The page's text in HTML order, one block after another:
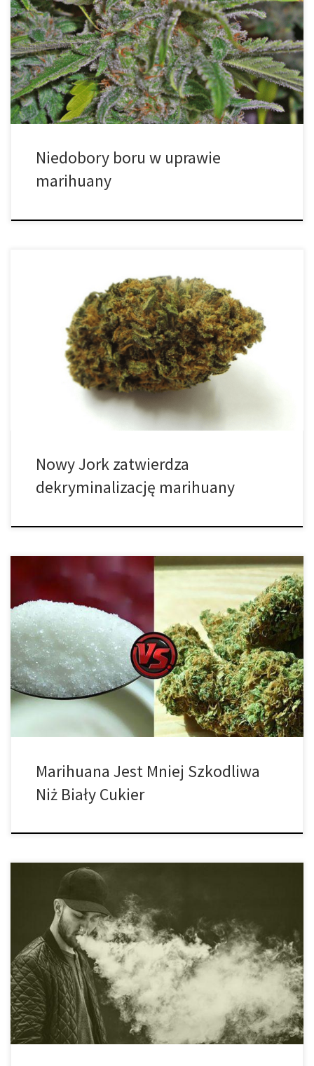
końcowe zbiory. Ze względu na to, że każdy hodowca chce
uzyskać jak najlepszą wydajność jak to możliwe, wczesne
wykrycie niedoborów może mieć ogromne znaczenie. Rośliny
stosują bor do transportu cukrów, metabolizowania azotu oraz
tworzenia białek. Ale co najważniejsze, jest on stosowany z
wapniem […]
Niedobory boru w uprawie
marihuany
Po nieudanych wysiłkach na rzecz zalegalizowania cannabis,
prawodawcy w Nowym Jorku głosowali za wyeliminowaniem kar
kryminalnych za publiczne posiadanie oraz stosowanie marihuany.
Ustawa zmniejszyłaby zarzuty karne niskiego poziomu za
nielegalne posiadanie marihuany do zwykłego naruszenia, które
wiąże się z grzywną podobną do mandatu za parkowanie. Kara
wynosiłaby 50 dolarów amerykańskich […]
Nowy Jork zatwierdza
dekryminalizację marihuany
W niedawno przeprowadzonej ankiecie, zapytano Amerykanów,
co uważają za bardziej szkodliwą substancję – cukier czy
marihuanę. Co zaskakujące, większość z nich stwierdziła, że mniej
szkodliwa jest marihuana. Rozważając złe nawyki jak palenie
tytoniu, picie alkoholu, spożywanie słodkich pokarmów czy
napojów oraz palenie marihuany, czy masz jakiekolwiek pojęcie,
które z nich […]
Marihuana Jest Mniej Szkodliwa
Niż Biały Cukier
W ostatnim przeglądzie naukowym stwierdzono, że należy
ponownie zweryfikować status prawny marihuany, biorąc pod
uwagę istniejące badania, które pokazują, że składniki cannabis
mogą hamować wzrost nowotworów oraz pomagać w leczeniu
raka. Naukowcy z Amity University w Indiach szczegółowo opisali
literaturę naukową dotyczącą wpływu kannabinoidów na różne
typy raka, a także […]